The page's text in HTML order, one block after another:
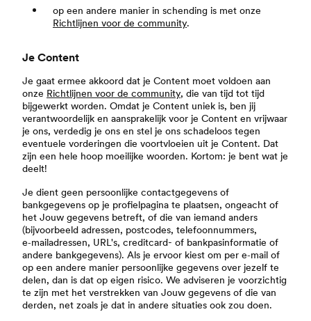
op een andere manier in schending is met onze
Richtlijnen voor de community.
Je Content
Je gaat ermee akkoord dat je Content moet voldoen aan
onze Richtlijnen voor de community, die van tijd tot tijd
bijgewerkt worden. Omdat je Content uniek is, ben jij
verantwoordelijk en aansprakelijk voor je Content en vrijwaar
je ons, verdedig je ons en stel je ons schadeloos tegen
eventuele vorderingen die voortvloeien uit je Content. Dat
zijn een hele hoop moeilijke woorden. Kortom: je bent wat je
deelt!
Je dient geen persoonlijke contactgegevens of
bankgegevens op je profielpagina te plaatsen, ongeacht of
het Jouw gegevens betreft, of die van iemand anders
(bijvoorbeeld adressen, postcodes, telefoonnummers,
e‑mailadressen, URL's, creditcard- of bankpasinformatie of
andere bankgegevens). Als je ervoor kiest om per e‑mail of
op een andere manier persoonlijke gegevens over jezelf te
delen, dan is dat op eigen risico. We adviseren je voorzichtig
te zijn met het verstrekken van Jouw gegevens of die van
derden, net zoals je dat in andere situaties ook zou doen.